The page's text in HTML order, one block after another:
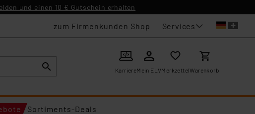
und einen 10 € Gutschein erhalten
zum Firmenkunden Shop Services
KarriereMein ELVMerkzettelWarenkorb
Sortiments-Deals